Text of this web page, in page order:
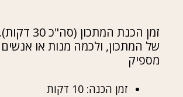
זמן הכנת
של המתכון, ולכמה מנות או
מספיק
זמן הכנה: 10 דקות